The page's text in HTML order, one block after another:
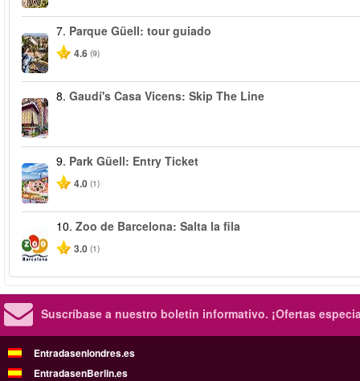
7. Parque Güell: tour guiado
4.6 (9)
8. Gaudí's Casa Vicens: Skip The Line
9. Park Güell: Entry Ticket
4.0 (1)
10. Zoo de Barcelona: Salta la fila
3.0 (1)
Suscríbase a nuestro boletín informativo. ¡Ofertas
Entradasenlondres.es
EntradasenBerlin.es